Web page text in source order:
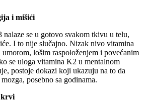
i mišići
se u gotovo svakom tkivu u telu,
I to nije slučajno. Nizak nivo vitamina
lošim raspoloženjem i povećanim
se uloga vitamina K2 u mentalnom
postoje dokazi koji ukazuju na to da
posebno sa godinama.
krvi